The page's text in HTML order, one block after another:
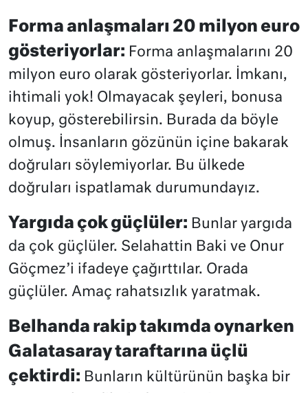
Forma anlaşmaları 20 milyon euro
gösteriyorlar: Forma anlaşmalarını 20
milyon euro olarak gösteriyorlar. İmkanı,
ihtimali yok! Olmayacak şeyleri, bonusa
koyup, gösterebilirsin. Burada da böyle
olmuş. İnsanların gözünün içine bakarak
doğruları söylemiyorlar. Bu ülkede
doğruları ispatlamak durumundayız.
Yargıda çok güçlüler: Bunlar yargıda
da çok güçlüler. Selahattin Baki ve Onur
Göçmez’i ifadeye çağırttılar. Orada
güçlüler. Amaç rahatsızlık yaratmak.
Belhanda rakip takımda oynarken
Galatasaray taraftarına üçlü
çektirdi: Bunların kültürünün başka bir